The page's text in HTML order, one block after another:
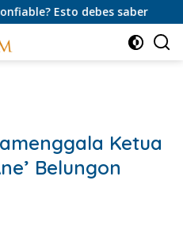
saber PT Migas
Ketua
Belungon